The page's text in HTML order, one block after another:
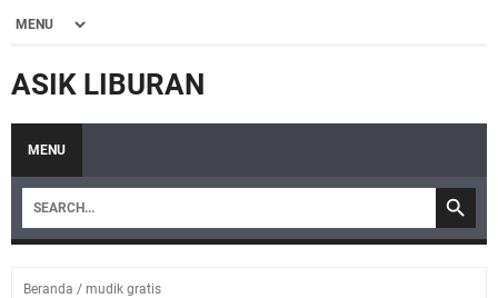
ASIK LIBURAN
MENU
Beranda / mudik gratis